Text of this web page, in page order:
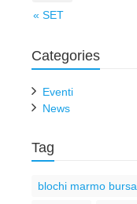
« SET
Categories
Eventi
News
Tag
blochi marmo bursa